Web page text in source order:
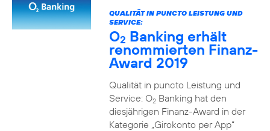
QUALITÄT IN PUNCTO LEISTUNG UND
SERVICE:
O2 Banking erhält
renommierten Finanz-
Award 2019
Qualität in puncto Leistung und
Service: O2Banking hat den
diesjährigen Finanz-Award in der
Kategorie „Girokonto per App“